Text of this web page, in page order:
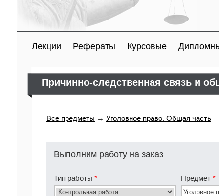
Лекции Рефераты Курсовые
Причинно-следственная связь и
Все предметы → Уголовное право. Общая часть
Выполним работу на заказ
Тип работы * Предмет *